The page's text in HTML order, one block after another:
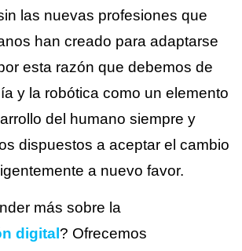
las nuevas profesiones que
han creado para adaptarse
esta razón que debemos de
y la robótica como un elemento
o del humano siempre y
dispuestos a aceptar el cambio
a nuevo favor.
más sobre la
digital ? Ofrecemos